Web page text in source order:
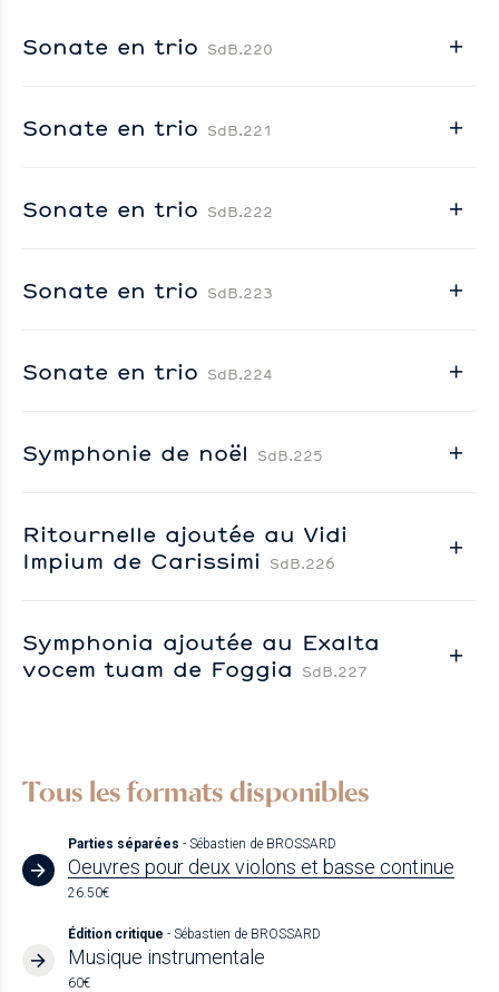
Sonate en trio SdB.220
Sonate en trio SdB.221
Sonate en trio SdB.222
Sonate en trio SdB.223
Sonate en trio SdB.224
Symphonie de noël SdB.225
Ritournelle ajoutée au Vidi
Impium de Carissimi
SdB.226
Symphonia ajoutée au Exalta
vocem tuam de Foggia
SdB.227
Tous les formats disponibles
Parties séparées - Sébastien de BROSSARD
Oeuvres pour deux violons et basse continue
26.50€
Édition critique - Sébastien de BROSSARD
Musique instrumentale
60€